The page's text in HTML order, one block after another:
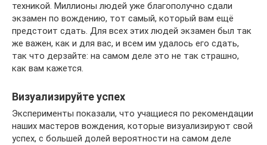
техникой. Миллионы людей уже благополучно сдали
экзамен по вождению, тот самый, который вам ещё
предстоит сдать. Для всех этих людей экзамен был так
же важен, как и для вас, и всем им удалось его сдать,
так что дерзайте: на самом деле это не так страшно,
как вам кажется.
Визуализируйте успех
Эксперименты показали, что учащиеся по рекомендации
наших мастеров вождения, которые визуализируют свой
успех, с большей долей вероятности на самом деле